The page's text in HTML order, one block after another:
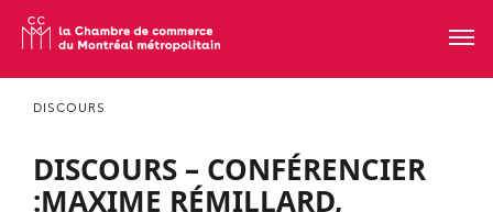
DISCOURS
DISCOURS – CONFÉRENCIER
:MAXIME RÉMILLARD,